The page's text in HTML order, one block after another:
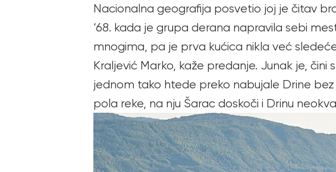
Nacionalna geografija posvetio joj je čitav
‘68. kada je grupa derana napravila sebi
mnogima, pa je prva kućica nikla već
Kraljević Marko, kaže predanje. Junak je,
jednom tako htede preko nabujale Drine
pola reke, na nju Šarac doskoči i Drinu